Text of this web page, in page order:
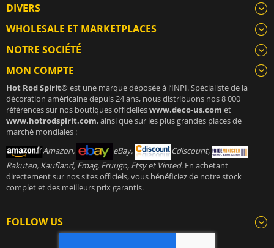
DIVERS
WHOLESALE ET MARKETPLACES
NOTRE SOCIÉTÉ
MON COMPTE
Hot Rod Spirit®est une marque déposée à l’INPI. Spécialiste de la
décoration américaine depuis 24 ans, nous distribuons nos 8 000
références sur nos boutiques officielleswww.deco-us.com et
www.hotrodspirit.com, ainsi que sur les plus grandes places de
marché mondiales :
Amazon,
eBay,
Cdiscount,
Rakuten, Kaufland, Emag, Fruugo, Etsy et Vinted. En achetant
directement sur nos sites officiels, vous bénéficiez de notre stock
complet et des meilleurs prix garantis.
FOLLOW US